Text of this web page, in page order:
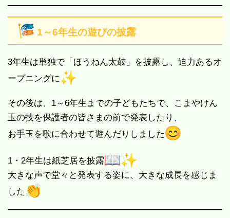
1～6年生の遊びの披露
3年生は単独で「ほうねん太鼓」を披露し、迫力あるオ
ープニングに
その後は、1～6年生までの子どもたちで、こまやけん
玉の技を保護者の皆さまの前で発表したり、
お手玉を歌に合わせて遊んだりしました
1・2年生は紙芝居を披露
大きな声で堂々と発表する姿に、大きな成長を感じま
した